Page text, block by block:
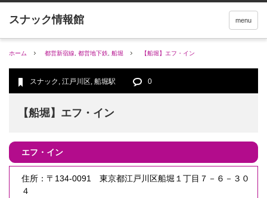
menu
ホーム 都営新宿線 都営地下鉄 船堀 【船堀】エフ・イン
スナック , 江戸川区, 船堀駅 0
【船堀】エフ・イン
エフ・イン
住所：〒134-0091 東京都江戸川区船堀１丁目７－６－３０
４